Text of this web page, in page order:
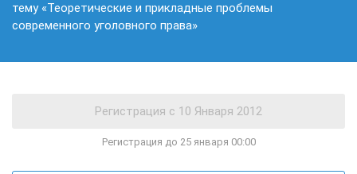
тему «Теоретические и прикладные проблемы
современного уголовного права»
Регистрация до 25 января 00:00